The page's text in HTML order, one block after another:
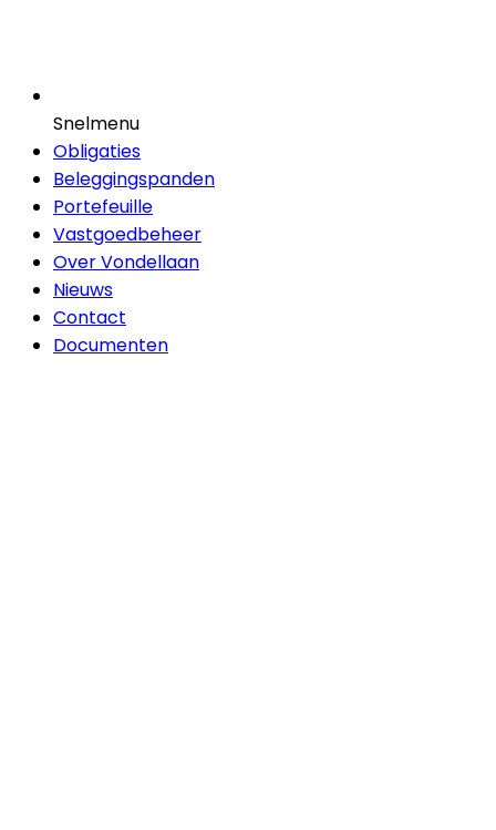
Snelmenu
Obligaties
Beleggingspanden
Portefeuille
Vastgoedbeheer
Over Vondellaan
Nieuws
Contact
Documenten